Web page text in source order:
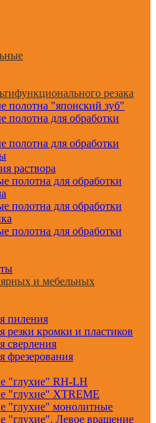
резака
полотна "японский зуб"
для обработки
для обработки
раствора
полотна для обработки
полотна для обработки
полотна для обработки
и мебельных
пиления
резки кромки и пластиков
сверления
фрезерования
"глухие" RH-LH
"глухие" XTREME
"глухие" монолитные
"глухие". Левое вращение